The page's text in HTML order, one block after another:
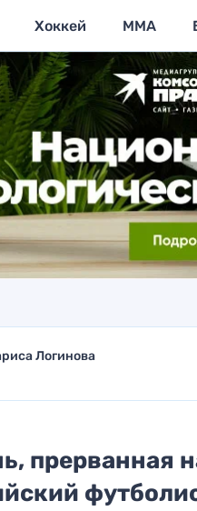
Хоккей MMA
Логинова
прерванная